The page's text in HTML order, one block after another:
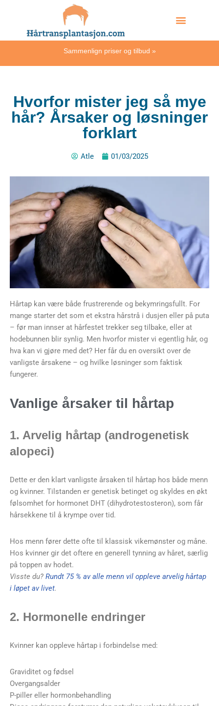
Sammenlign priser og tilbud »
Hvorfor mister jeg så mye
hår? Årsaker og løsninger
forklart
Atle 01/03/2025
Hårtap kan være både frustrerende og bekymringsfullt. For
mange starter det som et ekstra hårstrå i dusjen eller på puta
– før man innser at hårfestet trekker seg tilbake, eller at
hodebunnen blir synlig. Men hvorfor mister vi egentlig hår, og
hva kan vi gjøre med det? Her får du en oversikt over de
vanligste årsakene – og hvilke løsninger som faktisk
fungerer.
Vanlige årsaker til hårtap
1. Arvelig hårtap (androgenetisk
alopeci)
Dette er den klart vanligste årsaken til hårtap hos både menn
og kvinner. Tilstanden er genetisk betinget og skyldes en økt
følsomhet for hormonet DHT (dihydrotestosteron), som får
hårsekkene til å krympe over tid.
Hos menn fører dette ofte til klassisk vikemønster og måne.
Hos kvinner gir det oftere en generell tynning av håret, særlig
på toppen av hodet.
Visste du? Rundt 75 % av alle menn vil oppleve arvelig hårtap
i løpet av livet.
2. Hormonelle endringer
Kvinner kan oppleve hårtap i forbindelse med:
Graviditet og fødsel
Overgangsalder
P-piller eller hormonbehandling